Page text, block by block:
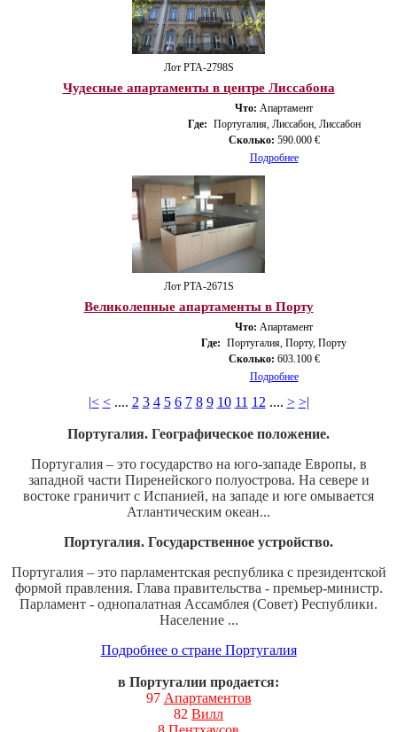
Лот PTA-2798S
Чудесные апартаменты в центре Лиссабона
Что: Апартамент
Где: Португалия, Лиссабон, Лиссабон
Сколько: 590.000 €
Подробнее
Лот PTA-2671S
Великолепные апартаменты в Порту
Что: Апартамент
Где: Португалия, Порту, Порту
Сколько: 603.100 €
Подробнее
|< <.... 2 3 4 5 6 7 8 9 10 11 12 .... > >|
Португалия. Географическое положение.
Португалия – это государство на юго-западе Европы, в
западной части Пиренейского полуострова. На севере и
востоке граничит с Испанией, на западе и юге омывается
Атлантическим океан...
Португалия. Государственное устройство.
Португалия – это парламентская республика с президентской
формой правления. Глава правительства - премьер-министр.
Парламент - однопалатная Ассамблея (Совет) Республики.
Население ...
Подробнее о стране Португалия
в Португалии продается:
97 Апартаментов
82 Вилл